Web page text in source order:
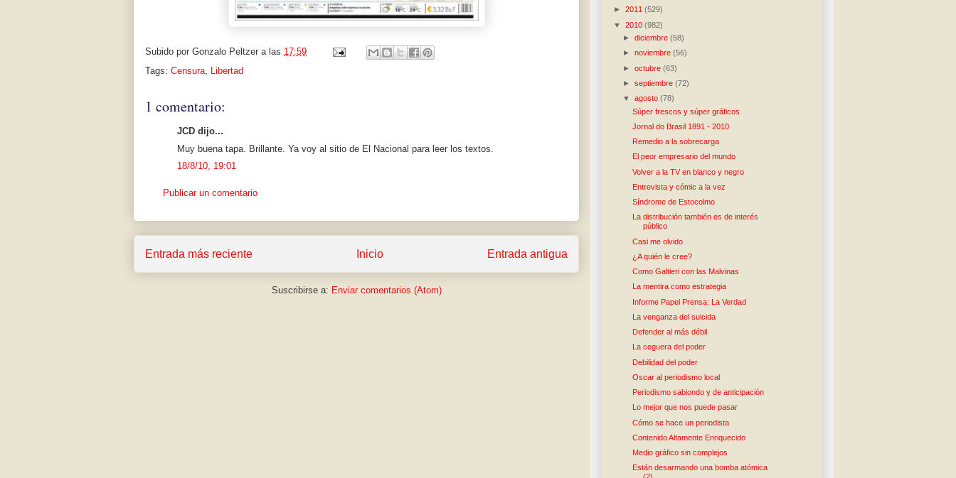
Subido por Gonzalo Peltzer a las 17:59
Tags: Censura, Libertad
1 comentario:
JCD dijo...
Muy buena tapa. Brillante. Ya voy al sitio de El Nacional para leer los textos.
18/8/10, 19:01
Publicar un comentario
Entrada más reciente Entrada antigua
Inicio
Suscribirse a: Enviar comentarios (Atom)
► 2011 (529)
▼ 2010 (982)
►diciembre(58)
►noviembre(56)
►octubre(63)
►septiembre(72)
▼agosto(78)
Súper frescos y súper gráficos
Jornal do Brasil 1891 - 2010
Remedio a la sobrecarga
El peor empresario del mundo
Volver a la TV en blanco y negro
Entrevista y cómic a la vez
Síndrome de Estocolmo
La distribución también es de interés
público
Casi me olvido
¿A quién le cree?
Como Galtieri con las Malvinas
La mentira como estrategia
Informe Papel Prensa: La Verdad
La venganza del suicida
Defender al más débil
La ceguera del poder
Debilidad del poder
Oscar al periodismo local
Periodismo sabiondo y de anticipación
Lo mejor que nos puede pasar
Cómo se hace un periodista
Contenido Altamente Enriquecido
Medio gráfico sin complejos
Están desarmando una bomba atómica